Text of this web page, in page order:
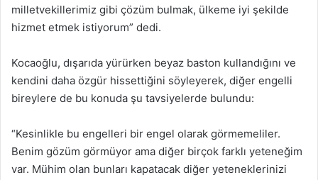
milletvekillerimiz gibi çözüm bulmak, ülkeme iyi şekilde
hizmet etmek istiyorum” dedi.
Kocaoğlu, dışarıda yürürken beyaz baston kullandığını ve
kendini daha özgür hissettiğini söyleyerek, diğer engelli
bireylere de bu konuda şu tavsiyelerde bulundu:
“Kesinlikle bu engelleri bir engel olarak görmemeliler.
Benim gözüm görmüyor ama diğer birçok farklı yeteneğim
var. Mühim olan bunları kapatacak diğer yeteneklerinizi